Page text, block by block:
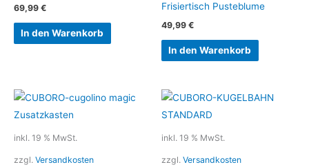
69,99 €
In den Warenkorb
Frisiertisch Pusteblume
49,99 €
In den Warenkorb
inkl. 19 % MwSt.
zzgl. Versandkosten
inkl. 19 % MwSt.
zzgl. Versandkosten